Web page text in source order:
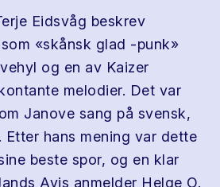
Eidsvåg beskrev
«skånsk glad -punk»
og en av Kaizer
melodier. Det var
Janove sang på svensk,
Etter hans mening var dette
beste spor, og en klar
Avis anmelder Helge O.